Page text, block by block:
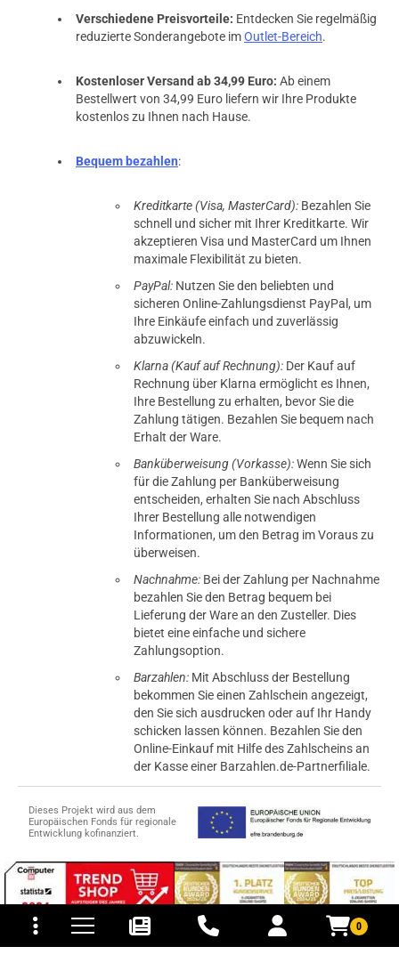
0
und Versandkosten
Verschiedene Preisvorteile: Entdecken Sie regelmäßig
reduzierte Sonderangebote imOutlet-Bereich.
Kostenloser Versand ab 34,99 Euro: Ab einem
Bestellwert von 34,99 Euro liefern wir Ihre Produkte
kostenlos zu Ihnen nach Hause.
Bequem bezahlen:
Kreditkarte (Visa, MasterCard): Bezahlen Sie
schnell und sicher mit Ihrer Kreditkarte. Wir
akzeptieren Visa und MasterCard um Ihnen
maximale Flexibilität zu bieten.
PayPal: Nutzen Sie den beliebten und
sicheren Online-Zahlungsdienst PayPal, um
Ihre Einkäufe einfach und zuverlässig
abzuwickeln.
Klarna (Kauf auf Rechnung): Der Kauf auf
Rechnung über Klarna ermöglicht es Ihnen,
Ihre Bestellung zu erhalten, bevor Sie die
Zahlung tätigen. Bezahlen Sie bequem nach
Erhalt der Ware.
Banküberweisung (Vorkasse):Wenn Sie sich
für die Zahlung per Banküberweisung
entscheiden, erhalten Sie nach Abschluss
Ihrer Bestellung alle notwendigen
Informationen, um den Betrag im Voraus zu
überweisen.
Nachnahme: Bei der Zahlung per Nachnahme
bezahlen Sie den Betrag bequem bei
Lieferung der Ware an den Zusteller. Dies
bietet eine einfache und sichere
Zahlungsoption.
Barzahlen: Mit Abschluss der Bestellung
bekommen Sie einen Zahlschein angezeigt,
den Sie sich ausdrucken oder auf Ihr Handy
schicken lassen können. Bezahlen Sie den
Online-Einkauf mit Hilfe des Zahlscheins an
der Kasse einer Barzahlen.de-Partnerfiliale.
Dieses Projekt wird aus dem
Europäischen Fonds für regionale
Entwicklung kofinanziert.
© 2015-2026 PB-ViGoods GmbH